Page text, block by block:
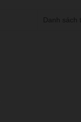
Danh sách